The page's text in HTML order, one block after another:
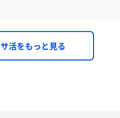
活をもっと見る